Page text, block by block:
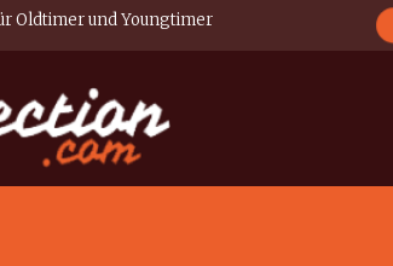
Oldtimer und Youngtimer